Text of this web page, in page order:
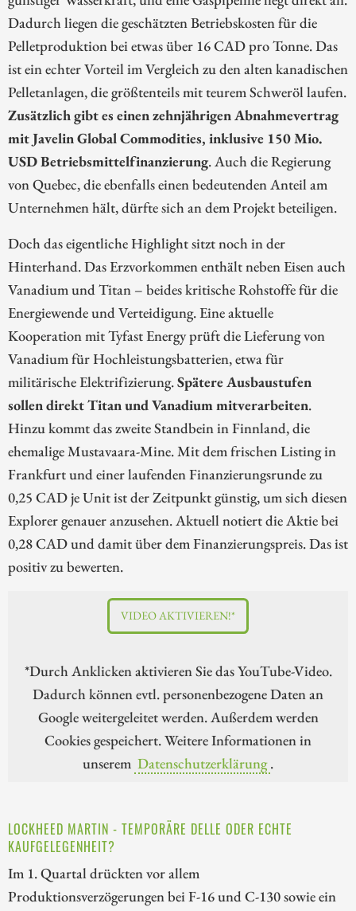
Dadurch liegen die geschätzten Betriebskosten für die
Pelletproduktion bei etwas über 16 CAD pro Tonne. Das
ist ein echter Vorteil im Vergleich zu den alten kanadischen
Pelletanlagen, die größtenteils mit teurem Schweröl laufen.
Zusätzlich gibt es einen zehnjährigen Abnahmevertrag
mit Javelin Global Commodities, inklusive 150 Mio.
USD Betriebsmittelfinanzierung. Auch die Regierung
von Quebec, die ebenfalls einen bedeutenden Anteil am
Unternehmen hält, dürfte sich an dem Projekt beteiligen.
Doch das eigentliche Highlight sitzt noch in der
Hinterhand. Das Erzvorkommen enthält neben Eisen auch
Vanadium und Titan – beides kritische Rohstoffe für die
Energiewende und Verteidigung. Eine aktuelle
Kooperation mit Tyfast Energy prüft die Lieferung von
Vanadium für Hochleistungsbatterien, etwa für
militärische Elektrifizierung.Spätere Ausbaustufen
sollen direkt Titan und Vanadium mitverarbeiten.
Hinzu kommt das zweite Standbein in Finnland, die
ehemalige Mustavaara-Mine. Mit dem frischen Listing in
Frankfurt und einer laufenden Finanzierungsrunde zu
0,25 CAD je Unit ist der Zeitpunkt günstig, um sich diesen
Explorer genauer anzusehen. Aktuell notiert die Aktie bei
0,28 CAD und damit über dem Finanzierungspreis. Das ist
positiv zu bewerten.
VIDEO AKTIVIEREN!*
*Durch Anklicken aktivieren Sie das YouTube-Video.
Dadurch können evtl. personenbezogene Daten an
Google weitergeleitet werden. Außerdem werden
Cookies gespeichert. Weitere Informationen in
unserem Datenschutzerklärung .
LOCKHEED MARTIN - TEMPORÄRE DELLE ODER ECHTE
KAUFGELEGENHEIT?
Im 1. Quartal drückten vor allem
Produktionsverzögerungen bei F-16 und C-130 sowie ein